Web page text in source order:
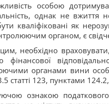
особою
однак не вжиття
кваліфіковані як
органом, є
необхідно
фінансової
органами вини
статті 123, пунктами
ознакою